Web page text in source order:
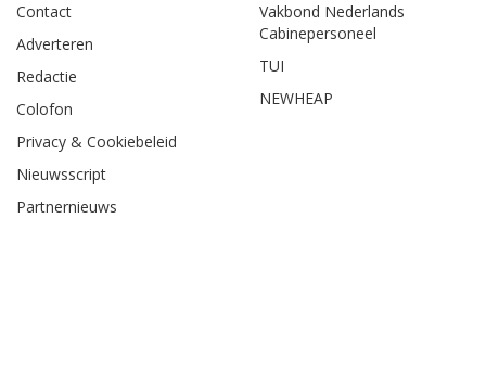
Contact
Adverteren
Redactie
Colofon
Privacy & Cookiebeleid
Nieuwsscript
Partnernieuws
Vakbond Nederlands
Cabinepersoneel
TUI
NEWHEAP